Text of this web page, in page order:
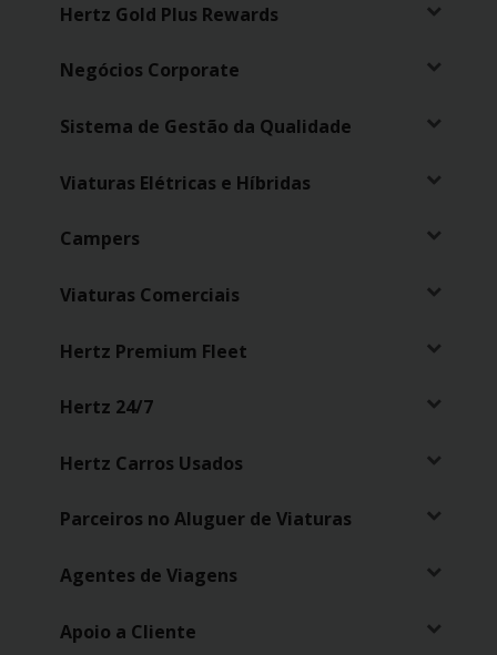
Hertz Gold Plus Rewards
Negócios Corporate
Sistema de Gestão da Qualidade
Viaturas Elétricas e Híbridas
Campers
Viaturas Comerciais
Hertz Premium Fleet
Hertz 24/7
Hertz Carros Usados
Parceiros no Aluguer de Viaturas
Agentes de Viagens
Apoio a Cliente